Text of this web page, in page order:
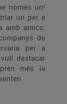
només un!
un per a
amb amics;
de
per a
destacar
més la